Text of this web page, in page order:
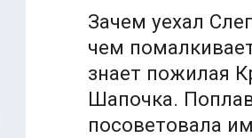
Зачем уехал
чем
знает пожилая
Шапочка.
посоветовала